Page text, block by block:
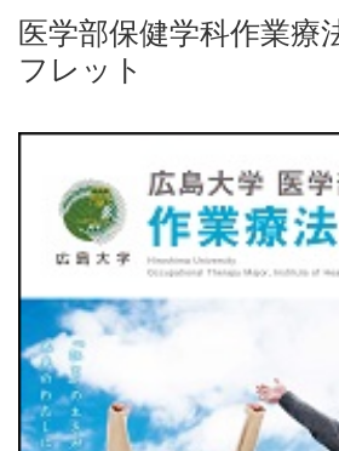
医学部保健学科作業療
フレット